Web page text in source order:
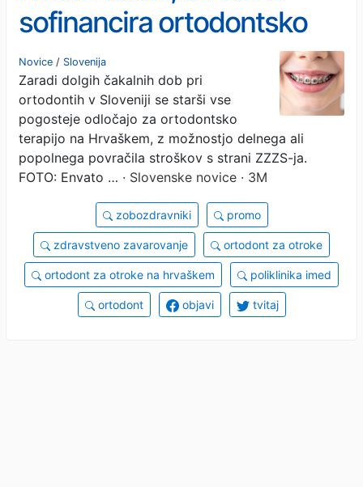
sofinancira ortodontsko
zdravljenje otrok na
Hrvaškem?
Novice / Slovenija
Zaradi dolgih čakalnih dob pri
ortodontih v Sloveniji se starši vse
pogosteje odločajo za ortodontsko
terapijo na Hrvaškem, z možnostjo delnega ali
popolnega povračila stroškov s strani ZZZS-ja.
FOTO: Envato … · Slovenske novice · 3M
zobozdravniki promo
zdravstveno zavarovanje ortodont za otroke
ortodont za otroke na hrvaškem poliklinika imed
ortodont objavi tvitaj